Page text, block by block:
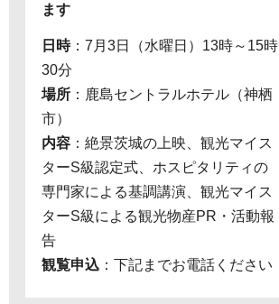
ます
日時：7月3日（水曜日）13時～15時
30分
場所 ：鹿島セントラルホテル（神栖
市）
内容 ：絶景茨城の上映、観光マイス
ターS級認定式、ホスピタリティの
専門家による基調講演、観光マイス
ターS級による観光物産PR・活動報
告
観覧申込 ：下記までお電話ください